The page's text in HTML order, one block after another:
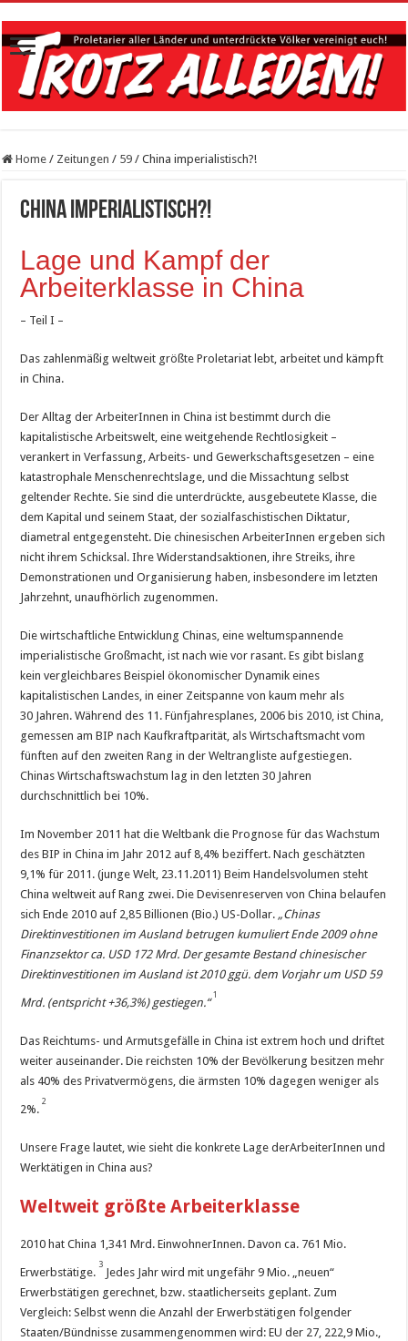
Home / Zeitungen / 59 / China imperialistisch?!
China imperialistisch?!
Lage und Kampf der
Arbeiterklasse in China
– Teil I –
Das zahlenmäßig weltweit größte Proletariat lebt, arbeitet und kämpft
in China.
Der Alltag der ArbeiterInnen in China ist bestimmt durch die
kapitalistische Arbeitswelt, eine weitgehende Rechtlosigkeit –
verankert in Verfassung, Arbeits- und Gewerkschaftsgesetzen – eine
katastrophale Menschenrechtslage, und die Missachtung selbst
geltender Rechte. Sie sind die unterdrückte, ausgebeutete Klasse, die
dem Kapital und seinem Staat, der sozialfaschistischen Diktatur,
diametral entgegensteht. Die chinesischen ArbeiterInnen ergeben sich
nicht ihrem Schicksal. Ihre Widerstandsaktionen, ihre Streiks, ihre
Demonstrationen und Organisierung haben, insbesondere im letzten
Jahrzehnt, unaufhörlich zugenommen.
Die wirtschaftliche Entwicklung Chinas, eine weltumspannende
imperialistische Großmacht, ist nach wie vor rasant. Es gibt bislang
kein vergleichbares Beispiel ökonomischer Dynamik eines
kapitalistischen Landes, in einer Zeitspanne von kaum mehr als
30 Jahren. Während des 11. Fünfjahresplanes, 2006 bis 2010, ist China,
gemessen am BIP nach Kaufkraftparität, als Wirtschaftsmacht vom
fünften auf den zweiten Rang in der Weltrangliste aufgestiegen.
Chinas Wirtschaftswachstum lag in den letzten 30 Jahren
durchschnittlich bei 10%.
Im November 2011 hat die Weltbank die Prognose für das Wachstum
des BIP in China im Jahr 2012 auf 8,4% beziffert. Nach geschätzten
9,1% für 2011. (junge Welt, 23.11.2011) Beim Handelsvolumen steht
China weltweit auf Rang zwei. Die Devisenreserven von China belaufen
sich Ende 2010 auf 2,85 Billionen (Bio.) US-Dollar. „Chinas
Direktinvestitionen im Ausland betrugen kumuliert Ende 2009 ohne
Finanzsektor ca. USD 172 Mrd. Der gesamte Bestand chinesischer
Direktinvestitionen im Ausland ist 2010 ggü. dem Vorjahr um USD 59
Mrd. (entspricht +36,3%) gestiegen.“
1
Das Reichtums- und Armutsgefälle in China ist extrem hoch und driftet
weiter auseinander. Die reichsten 10% der Bevölkerung besitzen mehr
als 40% des ­Privatvermögens, die ärmsten 10% dagegen weniger als
2%.
2
Unsere Frage lautet, wie sieht die konkrete Lage derArbeiterInnen und
Werktätigen in China aus?
Weltweit größte Arbeiterklasse
2010 hat China 1,341 Mrd. EinwohnerInnen. Davon ca. 761 Mio.
Erwerbstätige.
3
Jedes Jahr wird mit ungefähr 9 Mio. „neuen“
Erwerbstätigen gerechnet, bzw. staatlicherseits geplant. Zum
Vergleich: Selbst wenn die Anzahl der Erwerbstätigen folgender
Staaten/Bündnisse zusammengenommen wird: EU der 27, 222,9 Mio.,